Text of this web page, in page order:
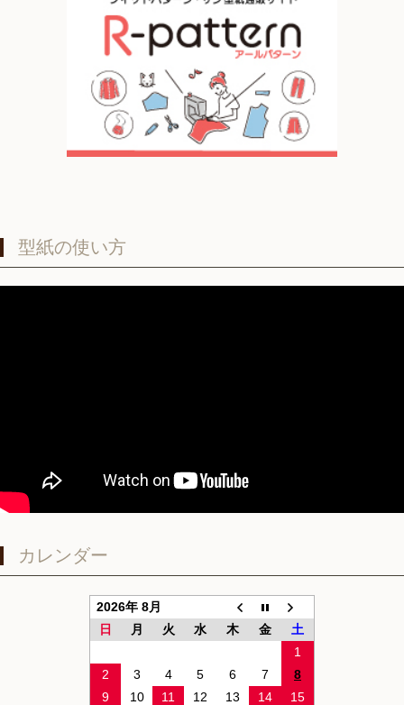
型紙の使い方
カレンダー
2026年 8月
日
月 火 水 木 金
土
1
2
3 4 5 6 7
8
9
10 11 12 13 14
15